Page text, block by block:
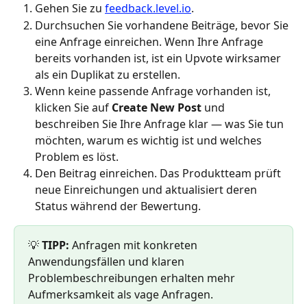
Gehen Sie zu feedback.level.io.
Durchsuchen Sie vorhandene Beiträge, bevor Sie
eine Anfrage einreichen. Wenn Ihre Anfrage
bereits vorhanden ist, ist ein Upvote wirksamer
als ein Duplikat zu erstellen.
Wenn keine passende Anfrage vorhanden ist,
klicken Sie auf Create New Post und
beschreiben Sie Ihre Anfrage klar — was Sie tun
möchten, warum es wichtig ist und welches
Problem es löst.
Den Beitrag einreichen. Das Produktteam prüft
neue Einreichungen und aktualisiert deren
Status während der Bewertung.
💡 TIPP: Anfragen mit konkreten
Anwendungsfällen und klaren
Problembeschreibungen erhalten mehr
Aufmerksamkeit als vage Anfragen.